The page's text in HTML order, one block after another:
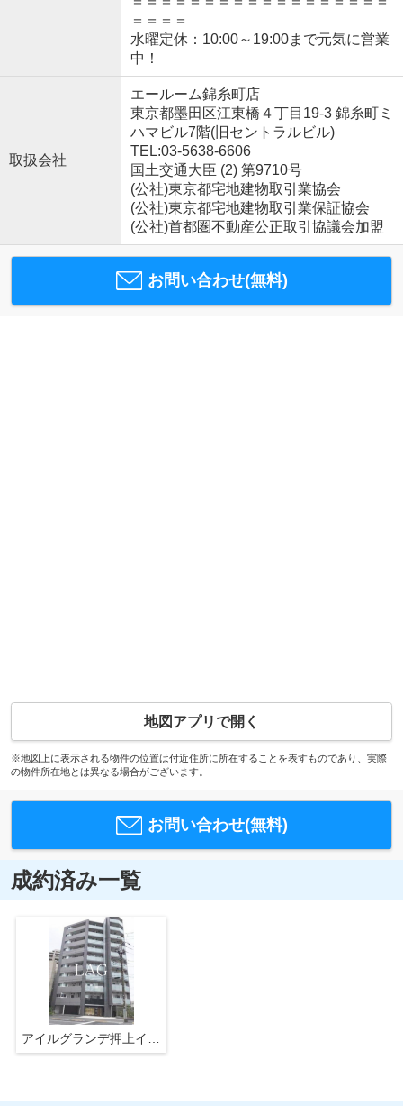
＝＝＝＝
水曜定休：10:00～19:00まで元気に営業
中！
取扱会社
エールーム錦糸町店
東京都墨田区江東橋４丁目19-3 錦糸町ミ
ハマビル7階(旧セントラルビル)
TEL:03-5638-6606
国土交通大臣 (2) 第9710号
(公社)東京都宅地建物取引業協会
(公社)東京都宅地建物取引業保証協会
(公社)首都圏不動産公正取引協議会加盟
お問い合わせ(無料)
地図アプリで開く
※地図上に表示される物件の位置は付近住所に所在することを表すものであり、実際
の物件所在地とは異なる場合がございます。
お問い合わせ(無料)
成約済み一覧
アイルグランデ押上イースト